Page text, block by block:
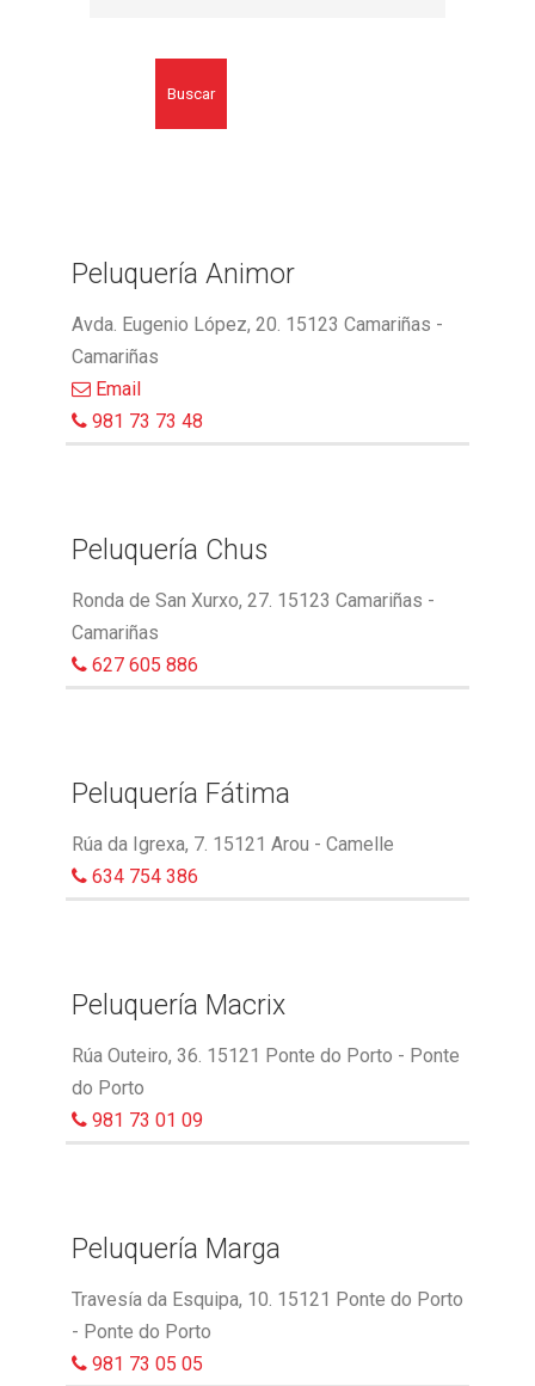
Buscar
Peluquería Animor
Avda. Eugenio López, 20. 15123 Camariñas -
Camariñas
Email
981 73 73 48
Peluquería Chus
Ronda de San Xurxo, 27. 15123 Camariñas -
Camariñas
627 605 886
Peluquería Fátima
Rúa da Igrexa, 7. 15121 Arou - Camelle
634 754 386
Peluquería Macrix
Rúa Outeiro, 36. 15121 Ponte do Porto - Ponte
do Porto
981 73 01 09
Peluquería Marga
Travesía da Esquipa, 10. 15121 Ponte do Porto
- Ponte do Porto
981 73 05 05